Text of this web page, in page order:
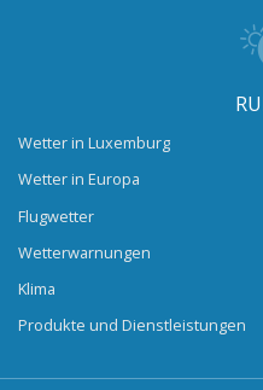
Wetter in Luxemburg
Wetter in Europa
Flugwetter
Wetterwarnungen
Klima
Produkte und Dienstleistungen